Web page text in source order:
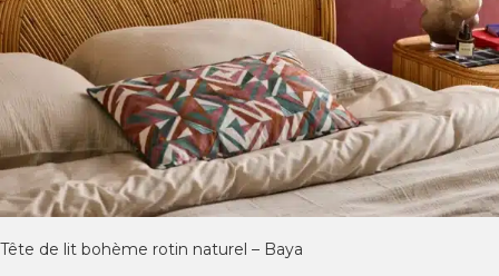
Tête de lit bohème rotin naturel – Baya